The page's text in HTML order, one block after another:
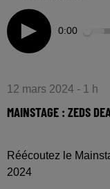
0:00
12 mars 2024 - 1 h
MAINSTAGE : ZEDS
Réécoutez le
2024